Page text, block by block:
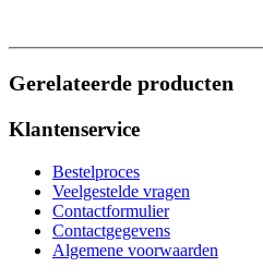
Gerelateerde producten
Klantenservice
Bestelproces
Veelgestelde vragen
Contactformulier
Contactgegevens
Algemene voorwaarden